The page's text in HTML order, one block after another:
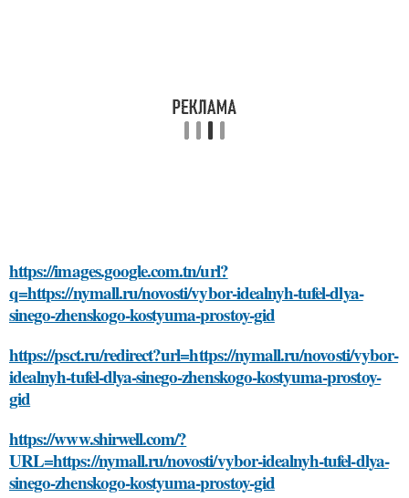
https://images.google.com.tn/url?
q=https://nymall.ru/novosti/vybor-idealnyh-tufel-dlya-
sinego-zhenskogo-kostyuma-prostoy-gid
https://psct.ru/redirect?url=https://nymall.ru/novosti/vybor-
idealnyh-tufel-dlya-sinego-zhenskogo-kostyuma-prostoy-
gid
https://www.shirwell.com/?
URL=https://nymall.ru/novosti/vybor-idealnyh-tufel-dlya-
sinego-zhenskogo-kostyuma-prostoy-gid